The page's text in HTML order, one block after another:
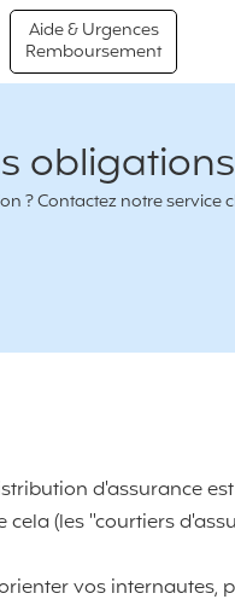
Aide & Urgences
Remboursement
? Contactez notre service
d'assurance
(les "courtiers
vos internautes,